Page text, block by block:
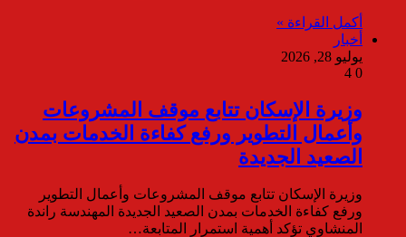
أكمل القراءة »
أخبار
يوليو 28, 2026
0
وزيرة الإسكان تتابع موقف المشروعات
وأعمال التطوير ورفع كفاءة الخدمات بمدن
الصعيد الجديدة
وزيرة الإسكان تتابع موقف المشروعات وأعمال التطوير
ورفع كفاءة الخدمات بمدن الصعيد الجديدة المهندسة راندة
المنشاوي تؤكد أهمية استمرار المتابعة…